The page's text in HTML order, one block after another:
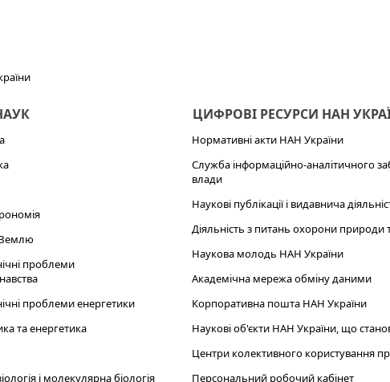
проблеми
проблеми енергетики
та енергетика
і молекулярна біологія
ЦИФРОВІ РЕСУРСИ НАН
Нормативні акти НАН України
Служба інформаційно-аналітичного
влади
Наукові публікації і видавнича
Діяльність з питань охорони
Наукова молодь НАН України
Академічна мережа обміну даними
Корпоративна пошта НАН України
Наукові об'єкти НАН України, що
Центри колективного користування
Персональний робочий кабінет